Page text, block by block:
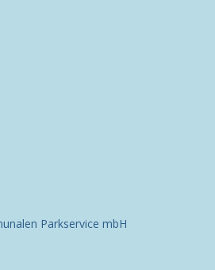
Parkservice mbH